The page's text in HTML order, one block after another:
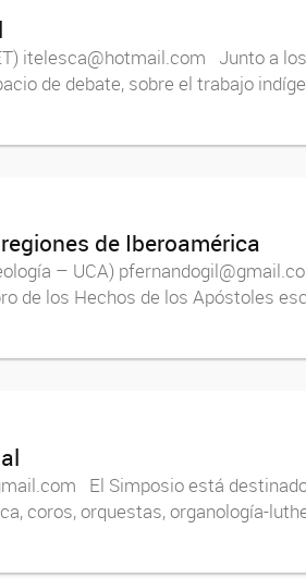
itelesca@hotmail.com Junto a
de debate, sobre el trabajo
de Iberoamérica
– UCA)
de los Hechos de los Apóstoles
El Simposio está
coros, orquestas, organología-